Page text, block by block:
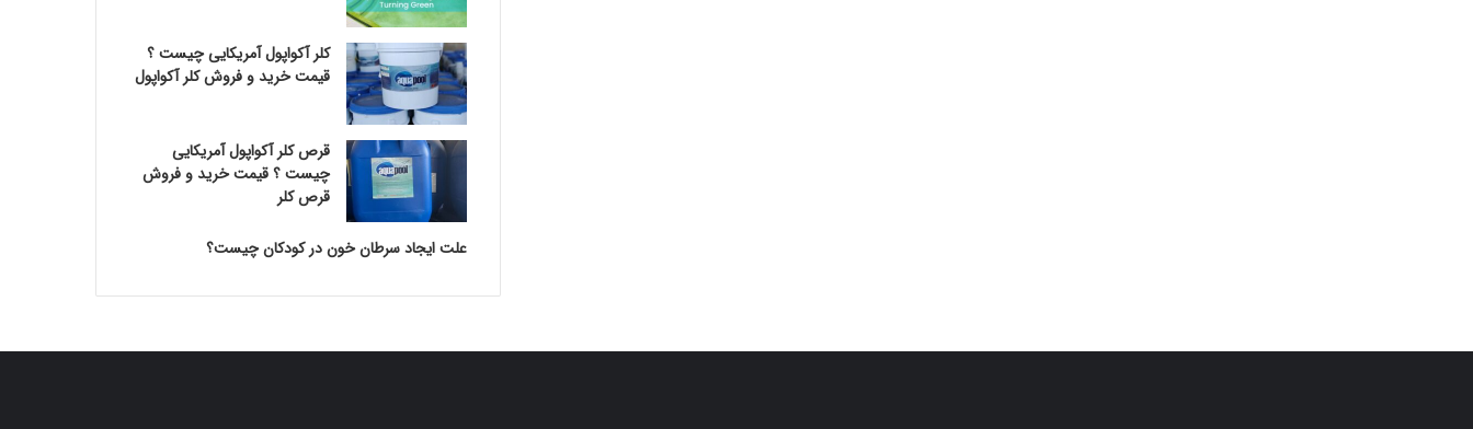
کلر آکواپول آمریکایی چیست ؟
قیمت خرید و فروش کلر آکواپول
قرص کلر آکواپول آمریکایی
چیست ؟ قیمت خرید و فروش
قرص کلر
علت ایجاد سرطان خون در کودکان چیست؟